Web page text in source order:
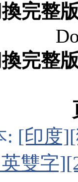
完整
完整
: [印度
雙字